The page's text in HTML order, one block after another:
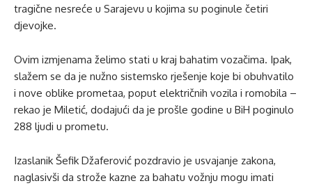
tragične nesreće u Sarajevu u kojima su poginule četiri
djevojke.
Ovim izmjenama želimo stati u kraj bahatim vozačima. Ipak,
slažem se da je nužno sistemsko rješenje koje bi obuhvatilo
i nove oblike prometaa, poput električnih vozila i romobila –
rekao je Miletić, dodajući da je prošle godine u BiH poginulo
288 ljudi u prometu.
Izaslanik Šefik Džaferović pozdravio je usvajanje zakona,
naglasivši da strože kazne za bahatu vožnju mogu imati